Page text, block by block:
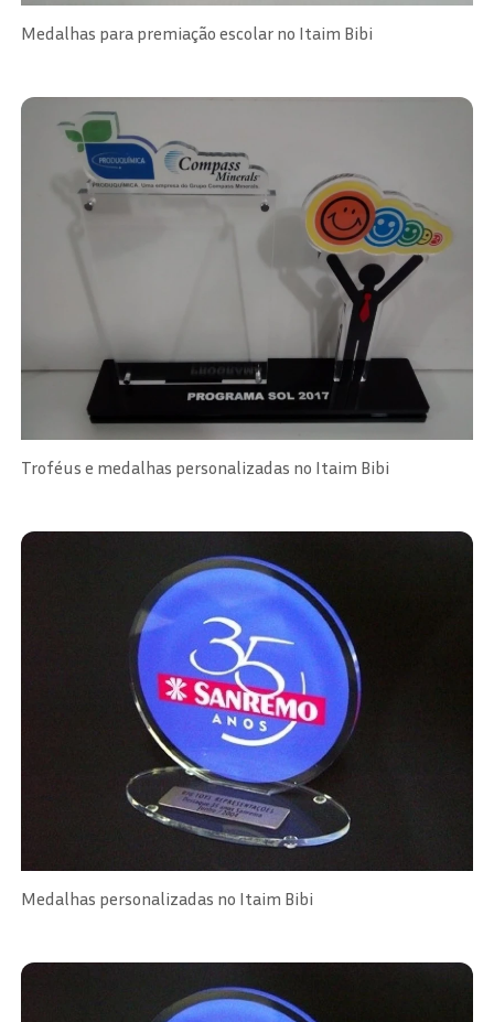
Medalhas para premiação escolar no Itaim Bibi
Troféus e medalhas personalizadas no Itaim Bibi
Medalhas personalizadas no Itaim Bibi